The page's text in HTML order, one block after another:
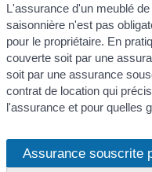
L'assurance d'un meublé
saisonnière n'est pas
pour le propriétaire. En
couverte soit par une
soit par une assurance
contrat de location qui
l'assurance et pour quelles
Assurance souscrite